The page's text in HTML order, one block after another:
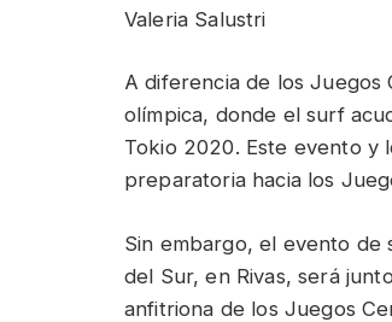
Valeria Salustri
A diferencia de los
olímpica, donde el surf
Tokio 2020. Este evento y
preparatoria hacia los
Sin embargo, el evento de
del Sur, en Rivas, será
anfitriona de los Juegos